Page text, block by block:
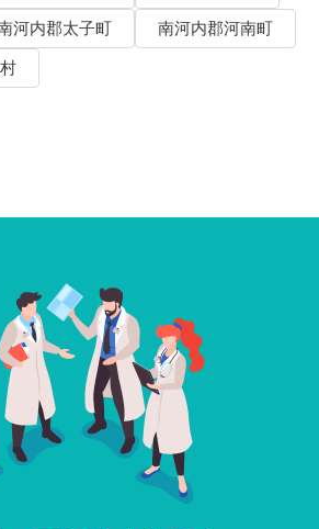
河内郡太子町
南河内郡河南町